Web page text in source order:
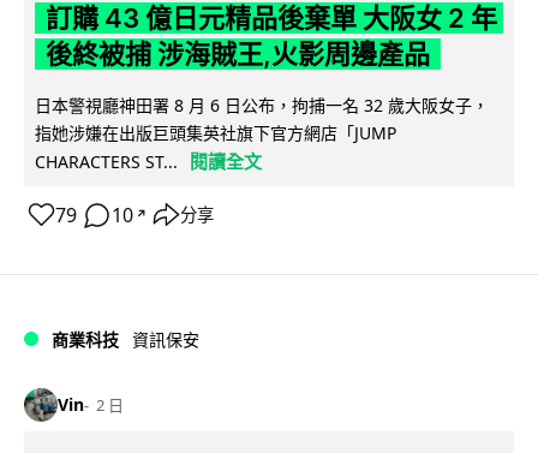
訂購 43 億日元精品後棄單 大阪女 2 年
後終被捕 涉海賊王,火影周邊產品
日本警視廳神田署 8 月 6 日公布，拘捕一名 32 歲大阪女子，
指她涉嫌在出版巨頭集英社旗下官方網店「JUMP
CHARACTERS ST...
閱讀全文
79 10 ↗ 分享
商業科技 資訊保安
Vin 2 日